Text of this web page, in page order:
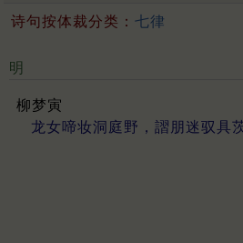
诗句按体裁分类： 七律
明
柳梦寅
龙女啼妆洞庭野，謵朋迷驭具